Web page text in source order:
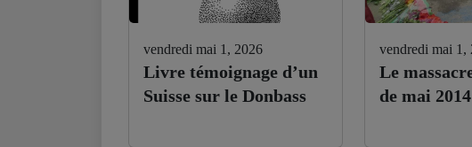
vendredi mai 1, 2026
Livre témoignage d’un
Suisse sur le Donbass
vendredi mai 1,
Le
de mai 2014